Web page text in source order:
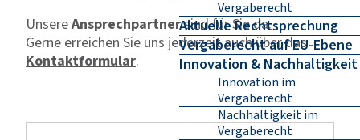
Vergaberecht
Aktuelle Rechtsprechung
Vergaberecht auf EU-Ebene
Innovation & Nachhaltigkeit
Innovation im
Vergaberecht
Nachhaltigkeit im
Vergaberecht
UnsereAnsprechpartnersind für Sie da.
Gerne erreichen Sie uns jederzeit auch über das
Kontaktformular.